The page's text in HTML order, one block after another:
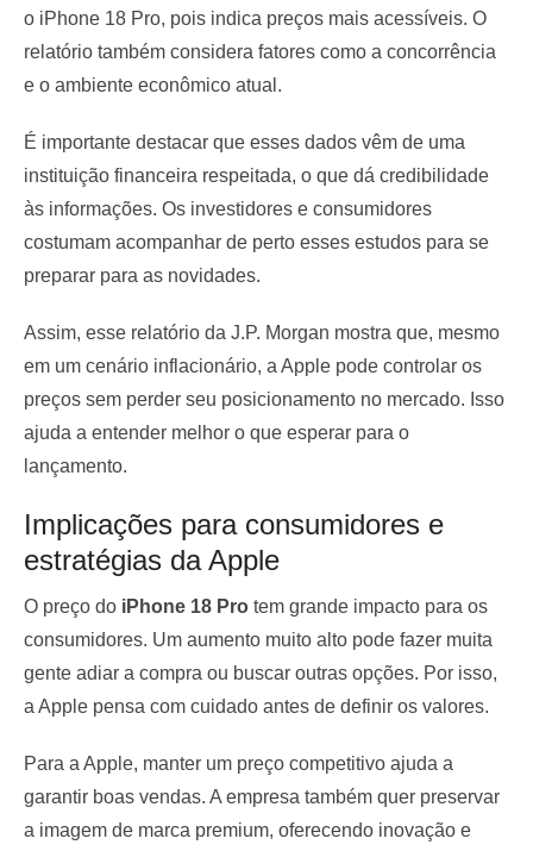
o iPhone 18 Pro, pois indica preços mais acessíveis. O
relatório também considera fatores como a concorrência
e o ambiente econômico atual.
É importante destacar que esses dados vêm de uma
instituição financeira respeitada, o que dá credibilidade
às informações. Os investidores e consumidores
costumam acompanhar de perto esses estudos para se
preparar para as novidades.
Assim, esse relatório da J.P. Morgan mostra que, mesmo
em um cenário inflacionário, a Apple pode controlar os
preços sem perder seu posicionamento no mercado. Isso
ajuda a entender melhor o que esperar para o
lançamento.
Implicações para consumidores e
estratégias da Apple
O preço do iPhone 18 Pro tem grande impacto para os
consumidores. Um aumento muito alto pode fazer muita
gente adiar a compra ou buscar outras opções. Por isso,
a Apple pensa com cuidado antes de definir os valores.
Para a Apple, manter um preço competitivo ajuda a
garantir boas vendas. A empresa também quer preservar
a imagem de marca premium, oferecendo inovação e